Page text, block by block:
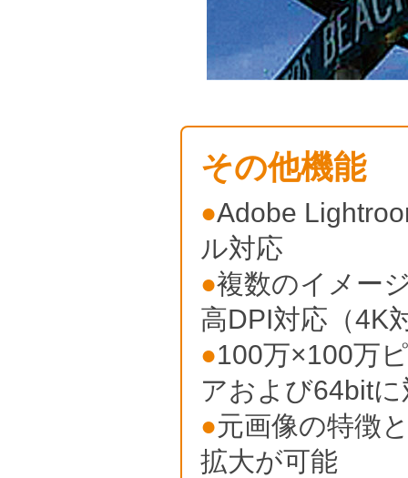
その他機能
●Adobe
ル対応
●複数のイメー
高DPI対応（4K
●100万×100万
アおよび64bit
●元画像の特徴
拡大が可能